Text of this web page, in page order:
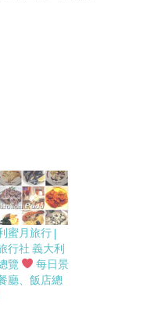
蜜月旅行 |
行社 義大利
覽
每日景
廳、飯店總